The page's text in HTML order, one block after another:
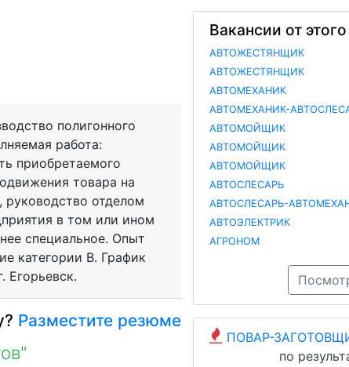
полигонного
работа:
приобретаемого
товара на
отделом
в том или ином
специальное. Опыт
категории В. График
Егорьевск.
Разместите резюме
Вакансии от
АВТОЖЕСТЯНЩИК
АВТОЖЕСТЯНЩИК
АВТОМЕХАНИК
АВТОМЕХАНИК-
АВТОМОЙЩИК
АВТОМОЙЩИК
АВТОМОЙЩИК
АВТОСЛЕСАРЬ
АВТОСЛЕСАРЬ-
АВТОЭЛЕКТРИК
АГРОНОМ
ПОВАР-
по